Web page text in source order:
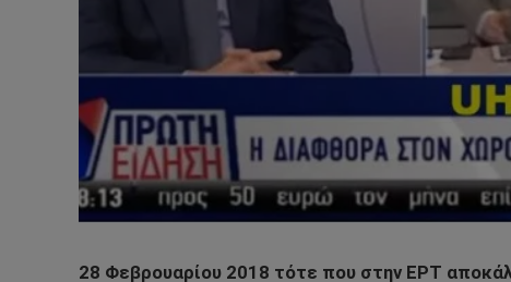
28 Φεβρουαρίου 2018 τότε που στην ΕΡΤ